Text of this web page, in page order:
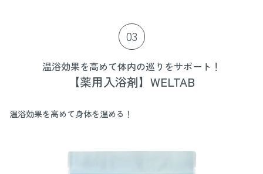
甲皮の使用材：ポリエステル
サイズ
Sサイズ：21.0cm〜22.5cm
Mサイズ：23.0cm〜24.5cm
生産国：中国
03
温浴効果を高めて体内の巡りをサポート！
【薬用入浴剤】WELTAB
温浴効果を高めて身体を温める！